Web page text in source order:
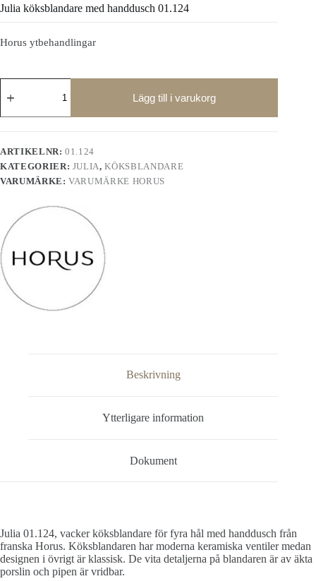
Julia köksblandare med handdusch 01.124
Horus ytbehandlingar
Julia
köksblandare
handdusch
Lägg till i varukorg
ARTIKELNR:01.124
KATEGORIER: JULIA,KÖKSBLANDARE
VARUMÄRKE:VARUMÄRKE HORUS
Beskrivning
Ytterligare information
Dokument
Julia 01.124, vacker köksblandare för fyra hål med handdusch från
franska Horus. Köksblandaren har moderna keramiska ventiler medan
designen i övrigt är klassisk. De vita detaljerna på blandaren är av äkta
porslin och pipen är vridbar.